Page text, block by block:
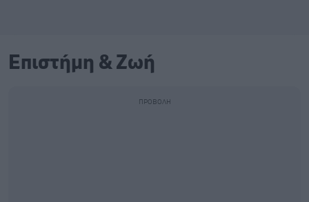
Επιστήμη & Ζωή